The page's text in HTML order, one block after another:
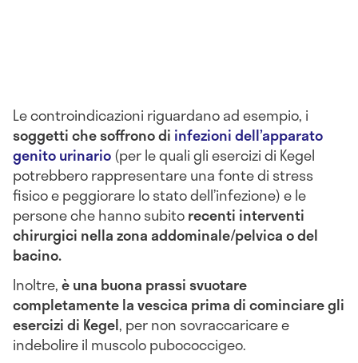
Le controindicazioni riguardano ad esempio, i
soggetti che soffrono di infezioni dell’apparato
genito urinario(per le quali gli esercizi di Kegel
potrebbero rappresentare una fonte di stress
fisico e peggiorare lo stato dell’infezione) e le
persone che hanno subitorecenti interventi
chirurgici nella zona addominale/pelvica o del
bacino.
Inoltre,è una buona prassi svuotare
completamente la vescica prima di cominciare gli
esercizi di Kegel, per non sovraccaricare e
indebolire il muscolo pubococcigeo.